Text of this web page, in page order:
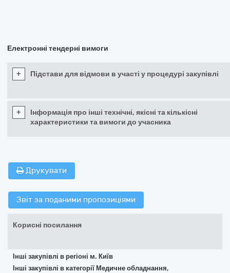
Електронні тендерні вимоги
+ Підстави для відмови в участі у процедурі закупівлі
+
Інформація про інші технічні, якісні та кількісні
характеристики та вимоги до учасника
Друкувати
Звіт за поданими пропозиціями
Корисні посилання
Інші закупівлі в регіоні м. Київ
Інші закупівлі в категорії Медичне обладнання,